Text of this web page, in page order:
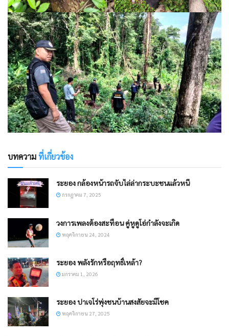
บทความที่เกี่ยวข้อง
ระยอง กล้องหน้ารถจับไล่ล่ากระบะชนแล้วหนี
กรกฎาคม 7, 2025
วงการเพลงต้องสะทือน คู่หูดูโอ่กำลังจะเกิด
พฤศจิกายน 24, 2024
ระยอง พลังรักหรือฤทธิ์เหล้า?
มกราคม 1, 2026
ระยอง ปาเจโร่พุ่งชนบ้านสงสัยจะมีโชค
พฤศจิกายน 27, 2025